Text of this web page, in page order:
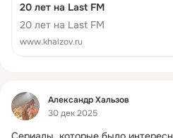
20 лет на Last FM
20 лет на Last FM
www.khalzov.ru
Фид
Александр Хальзов
30 дек 2025